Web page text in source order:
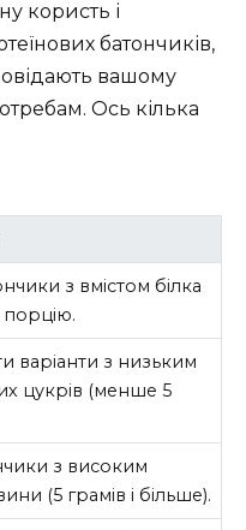
користь і
батончиків,
вашому
Ось кілька
з вмістом білка
порцію.
варіанти з низьким
цукрів (менше 5
з високим
(5 грамів і більше).